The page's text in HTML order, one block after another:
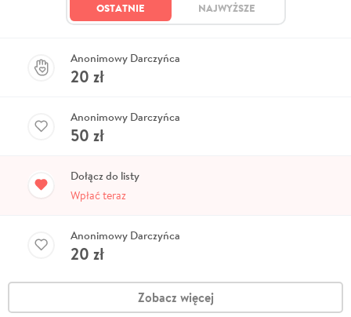
OSTATNIE NAJWYŻSZE
Anonimowy Darczyńca
20 zł
Anonimowy Darczyńca
50 zł
Dołącz do listy
Wpłać teraz
Anonimowy Darczyńca
20 zł
Zobacz więcej